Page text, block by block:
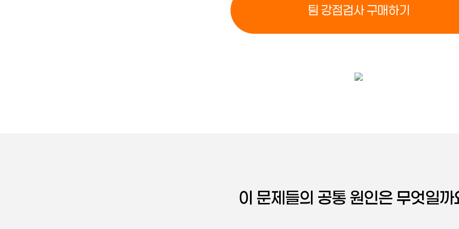
팀 강점검사 구매하기
이 문제들의 공통 원인은 무엇일